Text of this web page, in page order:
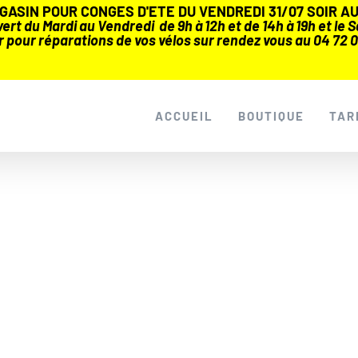
POUR CONGES D'ETE DU VENDREDI 31/07 SOIR
du Mardi au Vendredi de 9h à 12h et de 14h à 19h et le
pour réparations de vos vélos sur rendez vous au 04 72
ACCUEIL BOUTIQUE